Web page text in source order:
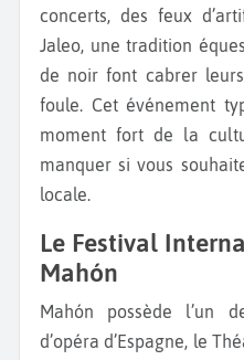
concerts, des feux
Jaleo, une tradition
de noir font cabrer
foule. Cet événement
moment fort de la
manquer si vous
locale.
Le Festival International d’Opéra de
Mahón
Mahón possède l’un des plus anciens théâtres
d’opéra d’Espagne, le